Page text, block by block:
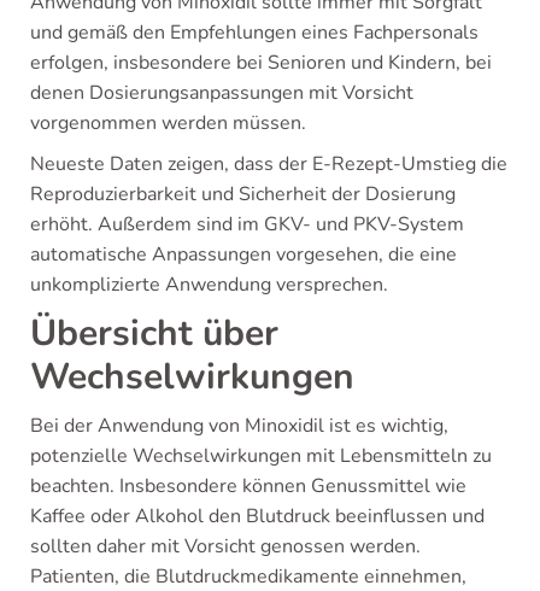
und gemäß den Empfehlungen eines Fachpersonals
erfolgen, insbesondere bei Senioren und Kindern, bei
denen Dosierungsanpassungen mit Vorsicht
vorgenommen werden müssen.
Neueste Daten zeigen, dass der E-Rezept-Umstieg die
Reproduzierbarkeit und Sicherheit der Dosierung
erhöht. Außerdem sind im GKV- und PKV-System
automatische Anpassungen vorgesehen, die eine
unkomplizierte Anwendung versprechen.
Übersicht über
Wechselwirkungen
Bei der Anwendung von Minoxidil ist es wichtig,
potenzielle Wechselwirkungen mit Lebensmitteln zu
beachten. Insbesondere können Genussmittel wie
Kaffee oder Alkohol den Blutdruck beeinflussen und
sollten daher mit Vorsicht genossen werden.
Patienten, die Blutdruckmedikamente einnehmen,